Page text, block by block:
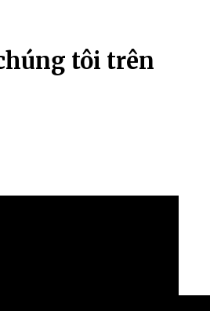
tôi trên